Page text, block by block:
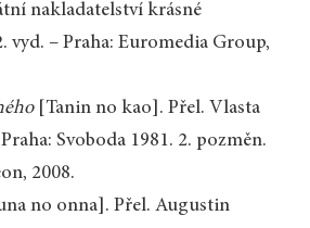
nakladatelství krásné
vyd. – Praha: Euromedia Group,
[Tanin no kao]. Přel. Vlasta
Svoboda 1981. 2. pozměn.
2008.
no onna]. Přel. Augustin